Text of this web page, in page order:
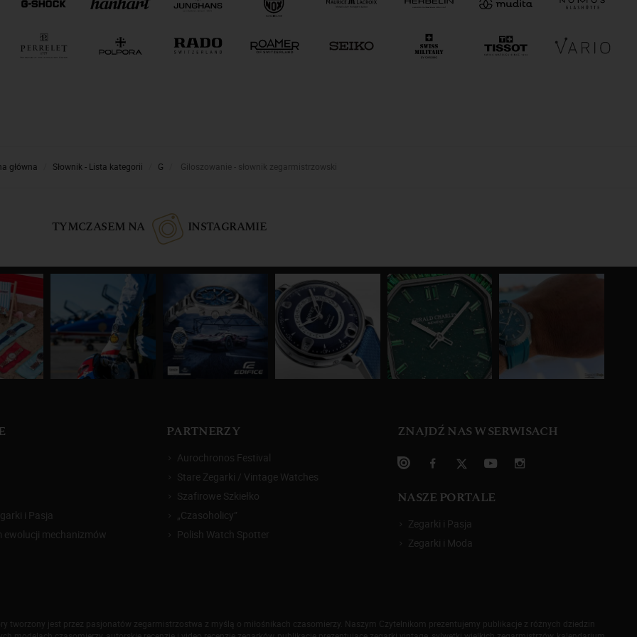
główna Słownik - Lista kategorii G Giloszowanie - słownik zegarmistrzowski
TYMCZASEM NA INSTAGRAMIE
i Pasja
ewolucji mechanizmów
PARTNERZY
Aurochronos Festival
Stare Zegarki / Vintage Watches
Szafirowe Szkiełko
„Czasoholicy”
Polish Watch Spotter
ZNAJDŹ NAS W SERWISACH
NASZE PORTALE
Zegarki i Pasja
Zegarki i Moda
tworzony jest przez pasjonatów zegarmistrzostwa z myślą o miłośnikach czasomierzy. Naszym Czytelnikom prezentujemy publikacje z różnych dziedzin